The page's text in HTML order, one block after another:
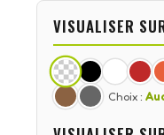
VISUALISER
Choix :